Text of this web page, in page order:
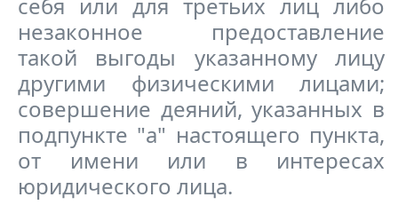
незаконное предоставление
такой выгоды указанному лицу
другими физическими лицами;
совершение деяний, указанных в
подпункте "а" настоящего пункта,
от имени или в интересах
юридического лица.